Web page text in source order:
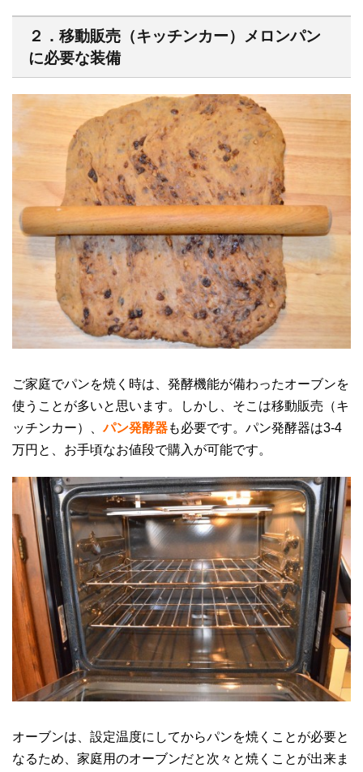
２．移動販売（キッチンカー）メロンパン
に必要な装備
ご家庭でパンを焼く時は、発酵機能が備わったオーブンを
使うことが多いと思います。しかし、そこは移動販売（キ
ッチンカー）、パン発酵器も必要です。パン発酵器は3-4
万円と、お手頃なお値段で購入が可能です。
オーブンは、設定温度にしてからパンを焼くことが必要と
なるため、家庭用のオーブンだと次々と焼くことが出来ま